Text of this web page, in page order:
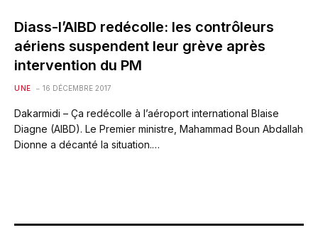
Diass-l’AIBD redécolle: les contrôleurs
aériens suspendent leur grève après
intervention du PM
UNE 16 DÉCEMBRE 2017
Dakarmidi – Ça redécolle à l’aéroport international Blaise
Diagne (AIBD). Le Premier ministre, Mahammad Boun Abdallah
Dionne a décanté la situation.…